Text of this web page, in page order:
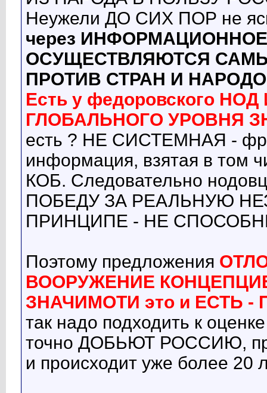
Неужели ДО СИХ ПОР не
через
ОСУЩЕСТВЛЯЮТСЯ
ПРОТИВ СТРАН И
Есть у федоровского
ГЛОБАЛЬНОГО УРОВНЯ
есть ? НЕ СИСТЕМНАЯ -
информация, взятая в том
КОБ. Следовательно
ПОБЕДУ ЗА РЕАЛЬНУЮ
ПРИНЦИПЕ - НЕ
Поэтому предложения
ВООРУЖЕНИЕ
ЗНАЧИМОТИ это и ЕСТЬ
так надо подходить к
точно ДОБЬЮТ РОССИЮ,
и происходит уже более 20